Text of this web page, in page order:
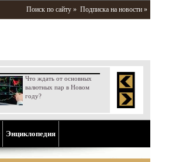
Поиск по сайту » Подписка на новости »
Что ждать от основных
валютных пар в Новом
году?
Энциклопедия